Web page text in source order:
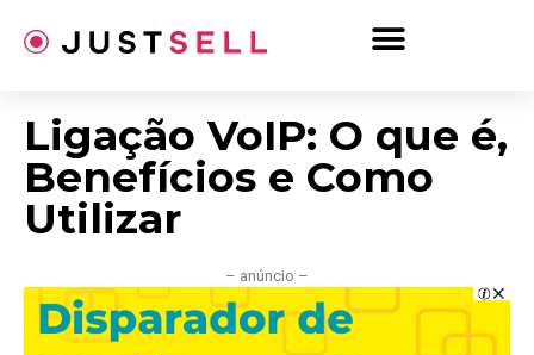
para
Ligação VoIP: O que é,
Benefícios e Como
Utilizar
– anúncio –